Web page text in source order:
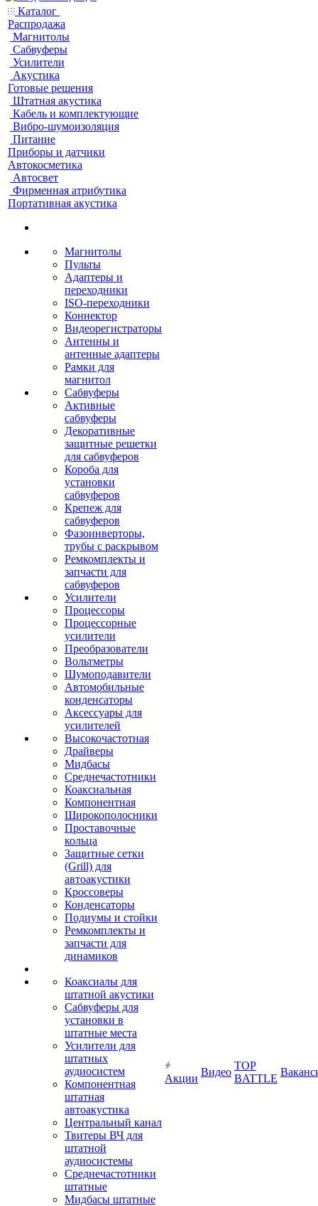
Каталог
Распродажа
Магнитолы
Сабвуферы
Усилители
Акустика
Готовые решения
Штатная акустика
Кабель и комплектующие
Вибро-шумоизоляция
Питание
Приборы и датчики
Автокосметика
Автосвет
Фирменная атрибутика
Портативная акустика
Магнитолы
Пульты
Адаптеры и
переходники
ISO-переходники
Коннектор
Видеорегистраторы
Антенны и
антенные адаптеры
Рамки для
магнитол
Сабвуферы
Активные
сабвуферы
Декоративные
защитные решетки
для сабвуферов
Короба для
установки
сабвуферов
Крепеж для
сабвуферов
Фазоинверторы,
трубы с раскрывом
Ремкомплекты и
запчасти для
сабвуферов
Усилители
Процессоры
Процессорные
усилители
Преобразователи
Вольтметры
Шумоподавители
Автомобильные
конденсаторы
Аксессуары для
усилителей
Высокочастотная
Драйверы
Мидбасы
Среднечастотники
Коаксиальная
Компонентная
Широкополосники
Проставочные
кольца
Защитные сетки
(Grill) для
автоакустики
Кроссоверы
Конденсаторы
Подиумы и стойки
Ремкомплекты и
запчасти для
динамиков
Коаксиалы для
штатной акустики
Сабвуферы для
установки в
штатные места
Усилители для
штатных
аудиосистем
Компонентная
штатная
автоакустика
Центральный канал
Твитеры ВЧ для
штатной
аудиосистемы
Среднечастотники
штатные
Мидбасы штатные
Акции
Видео
TOP
BATTLE